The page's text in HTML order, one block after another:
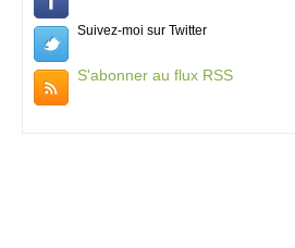
Suivez-moi sur Twitter
S'abonner au flux RSS